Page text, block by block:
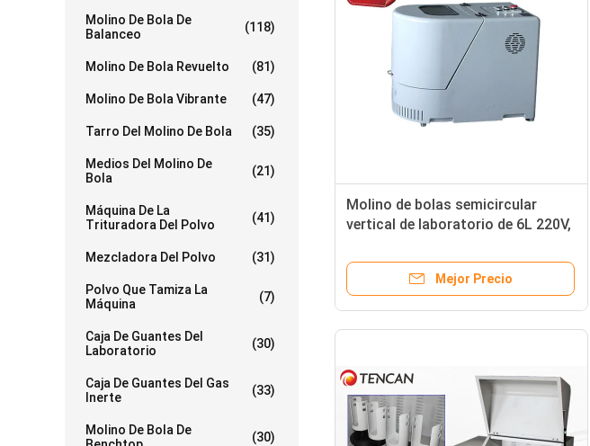
Molino De Bola De
Balanceo
(118)
Molino De Bola Revuelto (81)
Molino De Bola Vibrante (47)
Tarro Del Molino De Bola (35)
Medios Del Molino De
Bola
(21)
Máquina De La
Trituradora Del Polvo
(41)
Mezcladora Del Polvo (31)
Polvo Que Tamiza La
Máquina
(7)
Caja De Guantes Del
Laboratorio
(30)
Caja De Guantes Del Gas
Inerte
(33)
Molino De Bola De
(30)
Molino de bolas semicircular
vertical de laboratorio de 6L 220V,
nanopulveras
Mejor Precio